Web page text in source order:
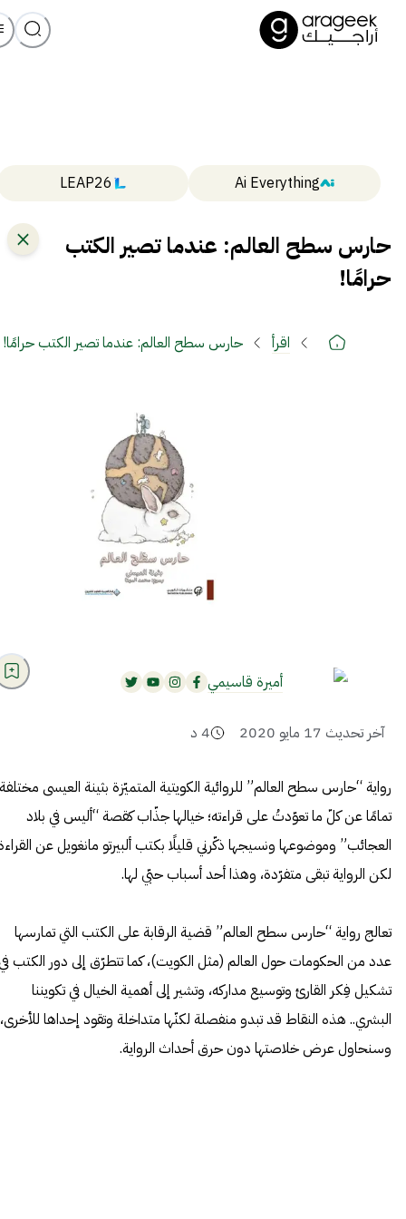
Ai Everything
LEAP26
حارس سطح العالم: عندما تصير الكتب
حرامًا!
اقرأ حارس سطح العالم: عندما تصير الكتب حرامًا!
أميرة قاسيمي
آخر تحديث 17 مايو 2020 4 د
رواية “حارس سطح العالم” للروائية الكويتية المتميّزة بثينة العيسى مختلفة
تمامًا عن كلّ ما تعوّدتُ على قراءته؛ خيالها جذّابكقصة “أليس في بلاد
العجائب” وموضوعها ونسيجها ذكّرني قليلًا بكتب ألبيرتو مانغويل عن
لكن الرواية تبقى متفرّدة، وهذا أحد أسباب حبّي لها.
تعالج رواية “حارس سطح العالم” قضية الرقابة على الكتب التي تمارسها
عدد من الحكومات حول العالم (مثل الكويت)، كما تتطرّق إلى دور الكتب
تشكيل فِكر القارئ وتوسيع مداركه، وتشير إلى أهمية الخيال في تكويننا
البشري.. هذه النقاط قد تبدو منفصلة لكنّها متداخلة وتقود إحداها للأخرى،
وسنحاول عرض خلاصتها دون حرق أحداث الرواية.